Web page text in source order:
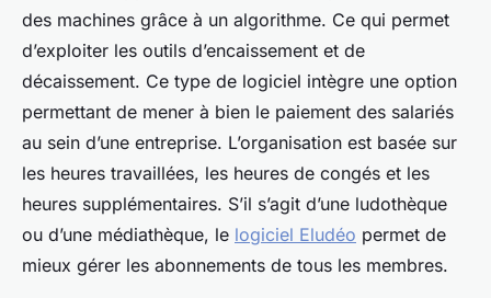
des machines grâce à un algorithme. Ce qui permet
d’exploiter les outils d’encaissement et de
décaissement. Ce type de logiciel intègre une option
permettant de mener à bien le paiement des salariés
au sein d’une entreprise. L’organisation est basée sur
les heures travaillées, les heures de congés et les
heures supplémentaires. S’il s’agit d’une ludothèque
ou d’une médiathèque, le logiciel Eludéo permet de
mieux gérer les abonnements de tous les membres.